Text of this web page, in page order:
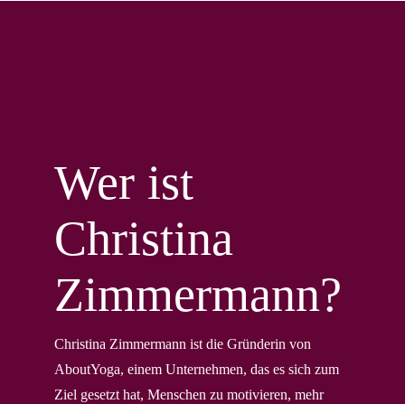
Wer ist
Christina
Zimmermann?
Christina Zimmermann ist die Gründerin von
AboutYoga, einem Unternehmen, das es sich zum
Ziel gesetzt hat, Menschen zu motivieren, mehr